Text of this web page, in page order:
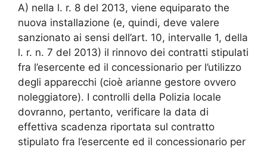
A) nella l. r. 8 del 2013, viene equiparato the
nuova installazione (e, quindi, deve valere
sanzionato ai sensi dell’art. 10, intervalle 1, della
l. r. n. 7 del 2013) il rinnovo dei contratti stipulati
fra l’esercente ed il concessionario per l’utilizzo
degli apparecchi (cioè arianne gestore ovvero
noleggiatore). I controlli della Polizia locale
dovranno, pertanto, verificare la data di
effettiva scadenza riportata sul contratto
stipulato fra l’esercente ed il concessionario per